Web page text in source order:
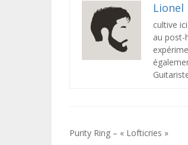
Lionel
cultive
au post-
Navigation
Purity Ring – « Lofticries »